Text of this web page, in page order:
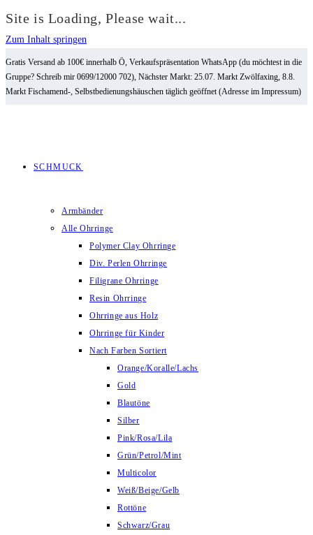
Site is Loading, Please wait...
Zum Inhalt springen
Gratis Versand ab 100€ innerhalb Ö, Verkaufspräsentation WhatsApp (du möchtest in die
Gruppe? Schreib mir 0699/12000 702), Nächster Markt: 25.07. Markt Zwölfaxing, 8.8.
Markt Fischamend-, Selbstbedienungshäuschen täglich geöffnet (Adresse im Impressum)
SCHMUCK
Armbänder
Alle Ohrringe
Polymer Clay Ohrringe
Div. Perlen Ohrringe
Filigrane Ohrringe
Resin Ohrringe
Ohrringe aus Holz
Ohrringe für Kinder
Nach Farben Sortiert
Orange/Koralle/Lachs
Gold
Blautöne
Silber
Pink/Rosa/Lila
Grün/Petrol/Mint
Multicolor
Weiß/Beige/Gelb
Rottöne
Schwarz/Grau